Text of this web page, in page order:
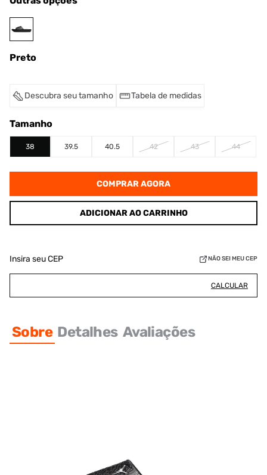
Preto
Descubra seu tamanho Tabela de medidas
Tamanho
38 39.5 40.5 42 43 44
COMPRAR AGORA
ADICIONAR AO CARRINHO
Insira seu CEP NÃO SEI MEU CEP
CALCULAR
Sobre Detalhes Avaliações